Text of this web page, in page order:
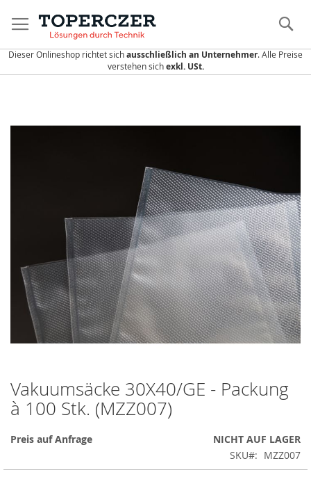
zum
Inhalt
Dieser Onlineshop richtet sichausschließlich an Unternehmer. Alle Preise
verstehen sichexkl. USt.
der
Zum
Anfang
der
springen
Vakuumsäcke 30X40/GE - Packung
à 100 Stk. (MZZ007)
Preis auf Anfrage
NICHT AUF LAGER
SKU
MZZ007